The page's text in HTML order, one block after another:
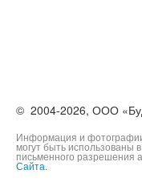
© 2004-2026, ООО
Информация и
могут быть использованы
письменного разрешения
Сайта.